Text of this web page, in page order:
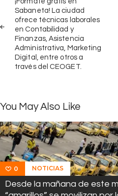
entradas
POST
Sabaneta! La ciudad
ofrece técnicas laborales
en Contabilidad y
Finanzas, Asistencia
Administrativa, Marketing
Digital, entre otros a
través del CEOGET.
You May Also Like
0 NOTICIAS
Desde la mañana de este